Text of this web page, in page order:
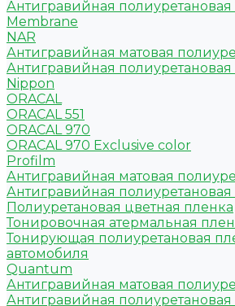
Антигравийная полиуретановая
Membrane
NAR
Антигравийная матовая
Антигравийная полиуретановая
Nippon
ORACAL
ORACAL 551
ORACAL 970
ORACAL 970 Exclusive color
Profilm
Антигравийная матовая
Антигравийная полиуретановая
Полиуретановая цветная пленка
Тонировочная атермальная
Тонирующая полиуретановая
автомобиля
Quantum
Антигравийная матовая
Антигравийная полиуретановая